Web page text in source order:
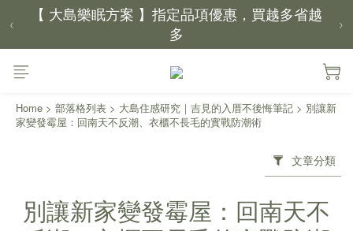
多
【新家入厝禮】新家起點，送上祝福
‹ ›
Home > 部落格列表 > 大島住感研究｜吉見的入厝不後悔筆記 > 別讓新
家變發霉屋：回南天不反潮、衣櫃不長毛的實戰防潮術
文章分類
別讓新家變發霉屋：回南天不